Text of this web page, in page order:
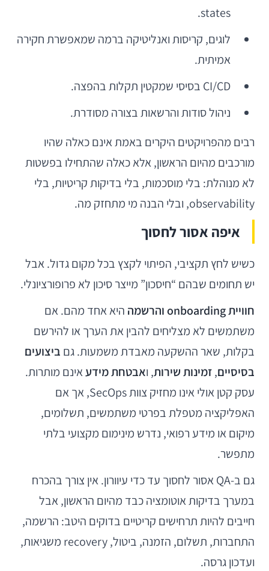
states.
לוגים, קריסות ואנליטיקה ברמה שמאפשרת חקירה
אמיתית.
CI/CD בסיסי שמקטין תקלות בהפצה.
ניהול סודות והרשאות בצורה מסודרת.
רבים מהפרויקטים היקרים באמת אינם כאלה שהיו
מורכבים מהיום הראשון, אלא כאלה שהתחילו בפשטות
לא מנוהלת: בלי מוסכמות, בלי בדיקות קריטיות, בלי
observability, ובלי הבנה מי מתחזק מה.
איפה אסור לחסוך
כשיש לחץ תקציבי, הפיתוי לקצץ בכל מקום גדול. אבל
יש תחומים שבהם “חיסכון” מייצר סיכון לא פרופורציונלי.
חוויית onboarding והרשמה
היא אחד מהם. אם
משתמשים לא מצליחים להבין את הערך או להירשם
בקלות, שאר ההשקעה מאבדת משמעות. גם ביצועים
בסיסיים,זמינות שירות, ואבטחת מידעאינם מותרות.
עסק קטן אולי אינו מחזיק צוות SecOps, אך אם
האפליקציה מטפלת בפרטי משתמשים, תשלומים,
מיקום או מידע רפואי, נדרש מינימום מקצועי בלתי
מתפשר.
גם ב-QA אסור לחסוך עד כדי עיוורון. אין צורך בהכרח
במערך בדיקות אוטומציה כבד מהיום הראשון, אבל
חייבים להיות תרחישים קריטיים בדוקים היטב: הרשמה,
התחברות, תשלום, הזמנה, ביטול, recovery משגיאות,
ועדכון גרסה.